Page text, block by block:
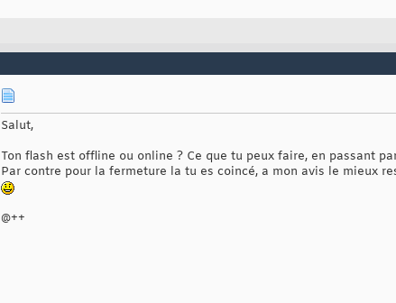
Salut,
Ton flash est offline ou online ? Ce que tu peux faire, en passant
Par contre pour la fermeture la tu es coincé, a mon avis le mieux
@++